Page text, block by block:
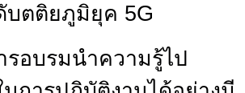
บตติยภูมิยุค 5G
รอบรมนำความรู้ไป